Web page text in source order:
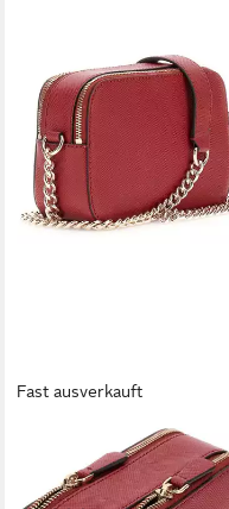
Fast ausverkauft
Umhängetasche Crossbody
Camera Bag